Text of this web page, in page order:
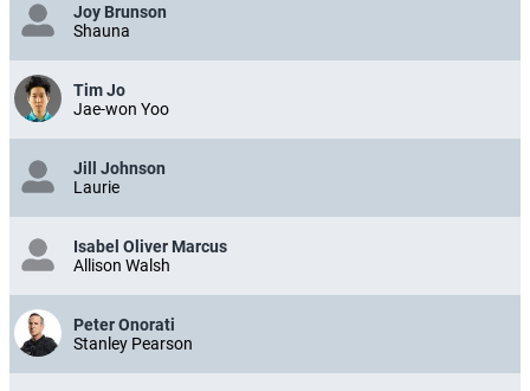
Joy Brunson
Shauna
Tim Jo
Jae-won Yoo
Jill Johnson
Laurie
Isabel Oliver Marcus
Allison Walsh
Peter Onorati
Stanley Pearson